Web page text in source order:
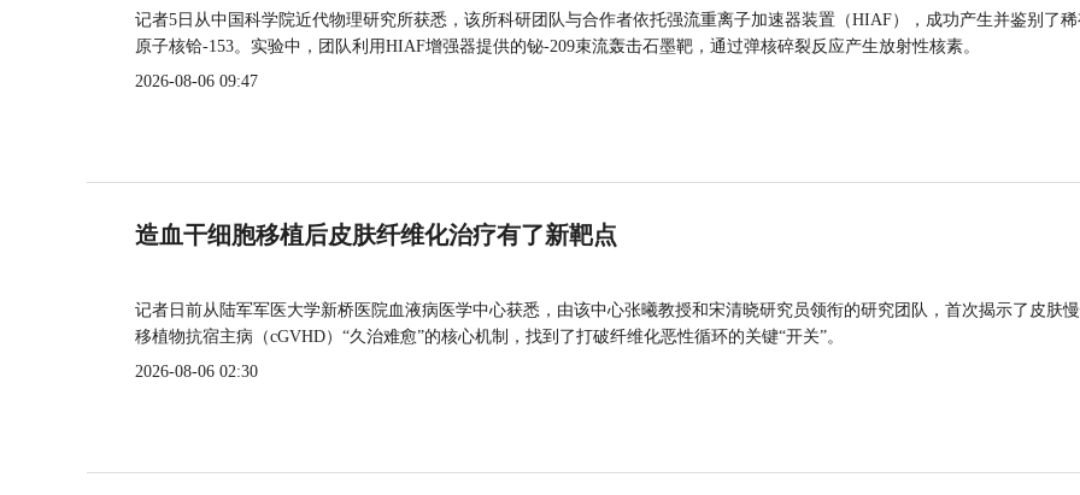
记者5日从中国科学院近代物理研究所获悉，该所科研团队与合作者依托强流重离子加速器装置（HIAF），成功产生并鉴别了
原子核铪-153。实验中，团队利用HIAF增强器提供的铋-209束流轰击石墨靶，通过弹核碎裂反应产生放射性核素。
2026-08-06 09:47
造血干细胞移植后皮肤纤维化治疗有了新靶点
记者日前从陆军军医大学新桥医院血液病医学中心获悉，由该中心张曦教授和宋清晓研究员领衔的研究团队，首次揭示了皮肤
移植物抗宿主病（cGVHD）“久治难愈”的核心机制，找到了打破纤维化恶性循环的关键“开关”。
2026-08-06 02:30